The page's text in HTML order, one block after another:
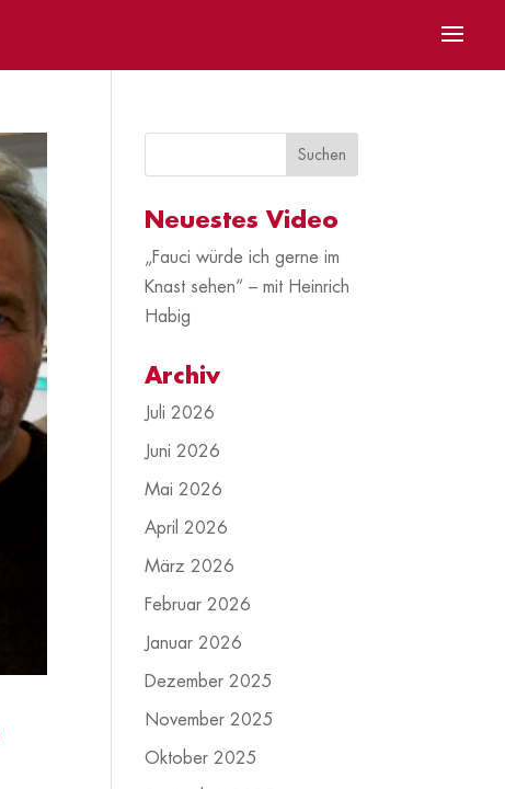
Neuestes Video
„Fauci würde ich gerne im
Knast sehen“ – mit Heinrich
Habig
Archiv
Juli 2026
Juni 2026
Mai 2026
April 2026
März 2026
Februar 2026
Januar 2026
Dezember 2025
November 2025
Oktober 2025